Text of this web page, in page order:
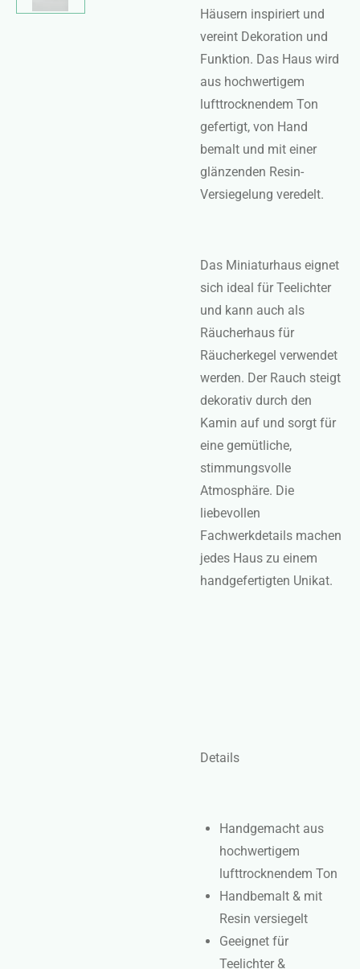
Häusern inspiriert und
vereint Dekoration und
Funktion. Das Haus wird
aus hochwertigem
lufttrocknendem Ton
gefertigt, von Hand
bemalt und mit einer
glänzenden Resin-
Versiegelung veredelt.
Das Miniaturhaus eignet
sich ideal für Teelichter
und kann auch als
Räucherhaus für
Räucherkegel verwendet
werden. Der Rauch steigt
dekorativ durch den
Kamin auf und sorgt für
eine gemütliche,
stimmungsvolle
Atmosphäre. Die
liebevollen
Fachwerkdetails machen
jedes Haus zu einem
handgefertigten Unikat.
Details
Handgemacht aus
hochwertigem
lufttrocknendem Ton
Handbemalt & mit
Resin versiegelt
Geeignet für
Teelichter &